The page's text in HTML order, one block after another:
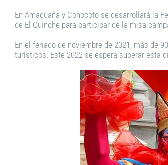
En Amaguaña y Conocoto se desarrollará la
de El Quinche para participar de la misa
En el feriado de noviembre de 2021, más de
turísticos. Este 2022 se espera superar esta